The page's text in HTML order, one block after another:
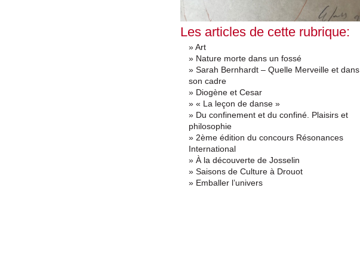
Les articles de cette rubrique:
» Art
» Nature morte dans un fossé
» Sarah Bernhardt – Quelle Merveille et dans
son cadre
» Diogène et Cesar
» « La leçon de danse »
» Du confinement et du confiné. Plaisirs et
philosophie
» 2ème édition du concours Résonances
International
» À la découverte de Josselin
» Saisons de Culture à Drouot
» Emballer l’univers